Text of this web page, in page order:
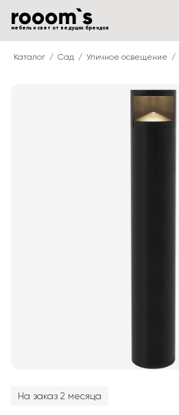
мебель и свет от ведущих брендов
Каталог Сад Уличное освещение
На заказ 2 месяца